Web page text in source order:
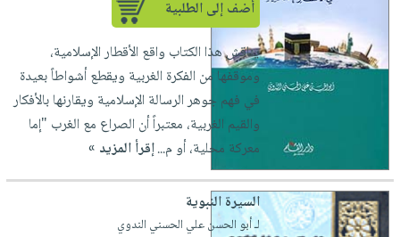
أضف إلى الطلبية
يناقش هذا الكتاب واقع الأقطار الإسلامية،
وموقفها من الفكرة الغربية ويقطع أشواطاً بعيدة
في فهم جوهر الرسالة الإسلامية ويقارنها بالأفكار
والقيم الغربية، معتبراً أن الصراع مع الغرب "إما
معركة محلية، أو م...إقرأ المزيد »
السيرة النبوية
لـ أبو الحسن علي الحسني الندوي